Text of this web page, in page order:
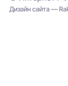
Дизайн сайта —